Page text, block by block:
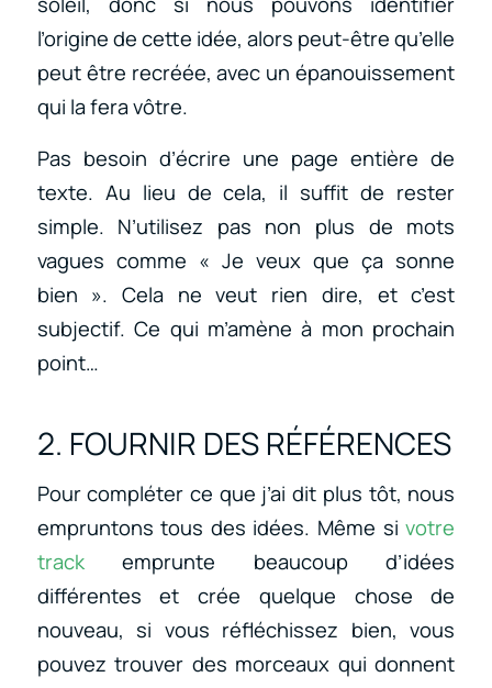
l’origine de cette idée, alors peut-être qu’elle
peut être recréée, avec un épanouissement
qui la fera vôtre.
Pas besoin d’écrire une page entière de
texte. Au lieu de cela, il suffit de rester
simple. N’utilisez pas non plus de mots
vagues comme « Je veux que ça sonne
bien ». Cela ne veut rien dire, et c’est
subjectif. Ce qui m’amène à mon prochain
point…
2. FOURNIR DES RÉFÉRENCES
Pour compléter ce que j’ai dit plus tôt, nous
empruntons tous des idées. Même sivotre
trackemprunte beaucoup d’idées
différentes et crée quelque chose de
nouveau, si vous réfléchissez bien, vous
pouvez trouver des morceaux qui donnent